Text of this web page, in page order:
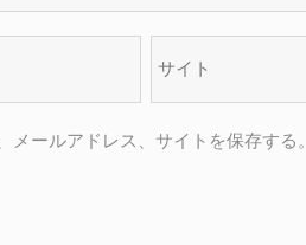
ールアドレス、サイトを保存する。